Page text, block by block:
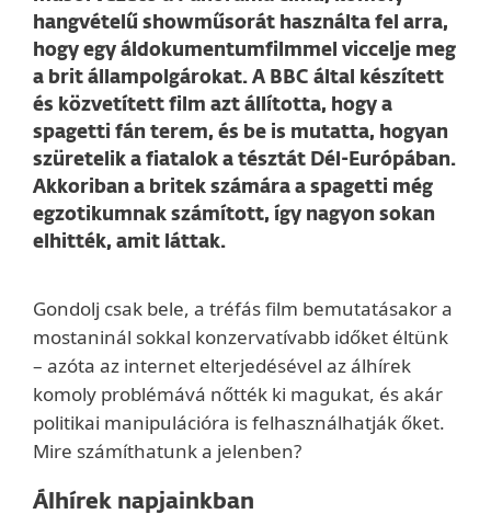
hangvételű showműsorát használta fel arra,
hogy egy áldokumentumfilmmel viccelje meg
a brit állampolgárokat. A BBC által készített
és közvetített film azt állította, hogy a
spagetti fán terem, és be is mutatta, hogyan
szüretelik a fiatalok a tésztát Dél-Európában.
Akkoriban a britek számára a spagetti még
egzotikumnak számított, így nagyon sokan
elhitték, amit láttak.
Gondolj csak bele, a tréfás film bemutatásakor a
mostaninál sokkal konzervatívabb időket éltünk
– azóta az internet elterjedésével az álhírek
komoly problémává nőtték ki magukat, és akár
politikai manipulációra is felhasználhatják őket.
Mire számíthatunk a jelenben?
Álhírek napjainkban